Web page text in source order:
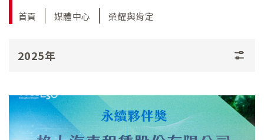
首頁 媒體中心 榮耀與肯定
2025年